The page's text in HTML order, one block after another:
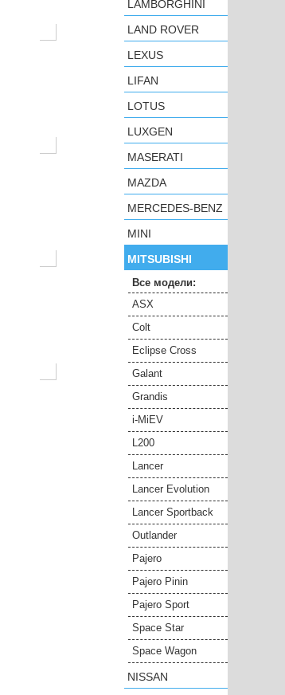
LAMBORGHINI
LAND ROVER
LEXUS
LIFAN
LOTUS
LUXGEN
MASERATI
MAZDA
MERCEDES-BENZ
MINI
MITSUBISHI
Все модели:
ASX
Colt
Eclipse Cross
Galant
Grandis
i-MiEV
L200
Lancer
Lancer Evolution
Lancer Sportback
Outlander
Pajero
Pajero Pinin
Pajero Sport
Space Star
Space Wagon
NISSAN